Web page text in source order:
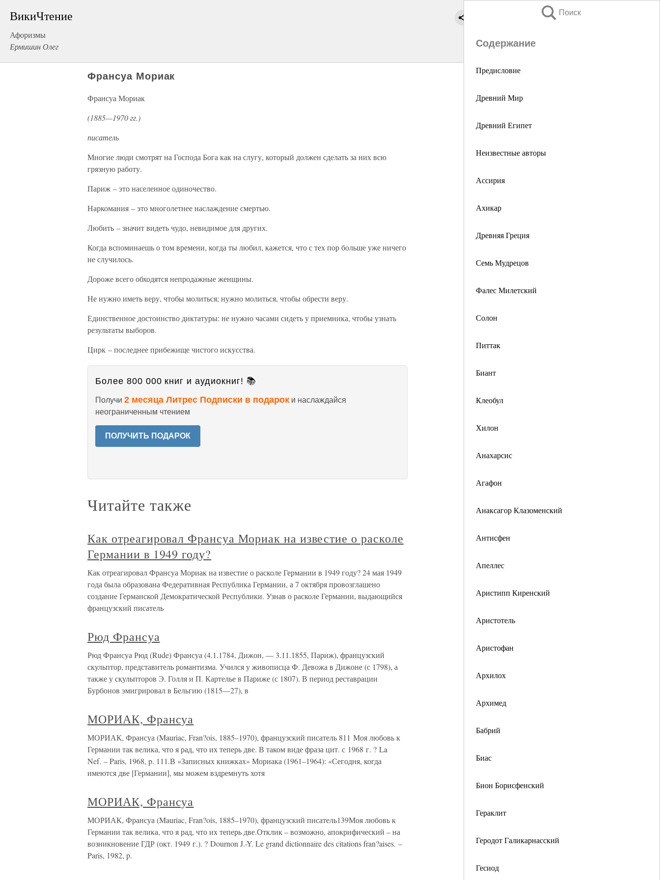
ВикиЧтение
Афоризмы
Ермишин Олег
Поиск
Содержание
Предисловие
Древний Мир
Древний Египет
Неизвестные авторы
Ассирия
Ахикар
Древняя Греция
Семь Мудрецов
Фалес Милетский
Солон
Питтак
Биант
Клеобул
Хилон
Анахарсис
Агафон
Анаксагор Клазоменский
Антисфен
Апеллес
Аристипп Киренский
Аристотель
Аристофан
Архилох
Архимед
Бабрий
Биас
Бион Борисфенский
Гераклит
Геродот Галикарнасский
Гесиод
Франсуа Мориак
Франсуа Мориак
(1885—1970 гг.)
писатель
Многие люди смотрят на Господа Бога как на слугу, который должен сделать за них всю
грязную работу.
Париж – это населенное одиночество.
Наркомания – это многолетнее наслаждение смертью.
Любить – значит видеть чудо, невидимое для других.
Когда вспоминаешь о том времени, когда ты любил, кажется, что с тех пор больше уже ничего
не случилось.
Дороже всего обходятся непродажные женщины.
Не нужно иметь веру, чтобы молиться; нужно молиться, чтобы обрести веру.
Единственное достоинство диктатуры: не нужно часами сидеть у приемника, чтобы узнать
результаты выборов.
Цирк – последнее прибежище чистого искусства.
Более 800 000 книг и аудиокниг! 📚
Получи 2 месяца Литрес Подписки в подарок и наслаждайся
неограниченным чтением
ПОЛУЧИТЬ ПОДАРОК
Читайте также
Как отреагировал Франсуа Мориак на известие о расколе
Германии в 1949 году?
Как отреагировал Франсуа Мориак на известие о расколе Германии в 1949 году? 24 мая 1949
года была образована Федеративная Республика Германии, а 7 октября провозглашено
создание Германской Демократической Республики. Узнав о расколе Германии, выдающийся
французский писатель
Рюд Франсуа
Рюд Франсуа Рюд (Rude) Франсуа (4.1.1784, Дижон, — 3.11.1855, Париж), французский
скульптор, представитель романтизма. Учился у живописца Ф. Девожа в Дижоне (с 1798), а
также у скульпторов Э. Голля и П. Картелье в Париже (с 1807). В период реставрации
Бурбонов эмигрировал в Бельгию (1815—27), в
МОРИАК, Франсуа
МОРИАК, Франсуа (Mauriac, Fran?ois, 1885–1970), французский писатель 811 Моя любовь к
Германии так велика, что я рад, что их теперь две. В таком виде фраза цит. с 1968 г. ? La
Nef. – Paris, 1968, p. 111.В «Записных книжках» Мориака (1961–1964): «Сегодня, когда
имеются две [Германии], мы можем вздремнуть хотя
МОРИАК, Франсуа
МОРИАК, Франсуа (Mauriac, Fran?ois, 1885–1970), французский писатель139Моя любовь к
Германии так велика, что я рад, что их теперь две.Отклик – возможно, апокрифический – на
возникновение ГДР (окт. 1949 г.). ? Dournon J.-Y. Le grand dictionnaire des citations fran?aises. –
Paris, 1982, p.